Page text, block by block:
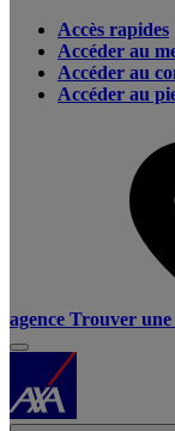
Accès rapides
Accéder au
Accéder au
Accéder au
agence Trouver une